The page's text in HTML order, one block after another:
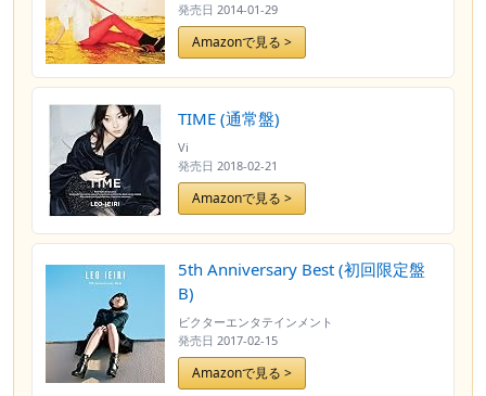
発売日 2014-01-29
Amazonで見る >
TIME (通常盤)
Vi
発売日 2018-02-21
Amazonで見る >
5th Anniversary Best (初回限定盤
B)
ビクターエンタテインメント
発売日 2017-02-15
Amazonで見る >